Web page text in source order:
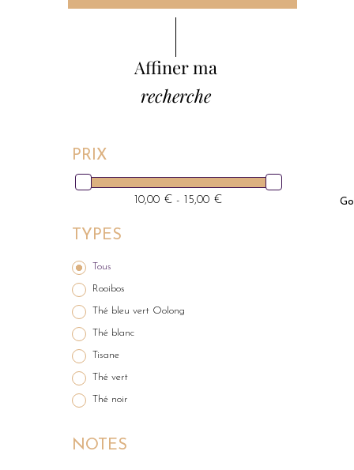
Affiner ma
recherche
PRIX
10,00 € - 15,00 €
TYPES
Tous
Rooibos
Thé bleu vert Oolong
Thé blanc
Tisane
Thé vert
Thé noir
NOTES